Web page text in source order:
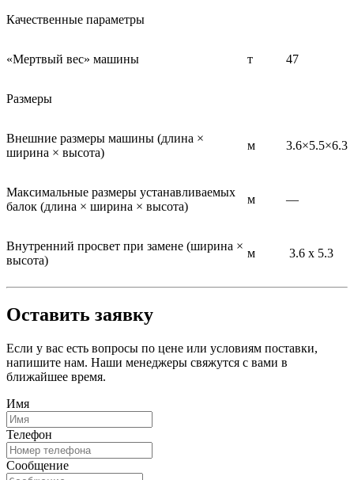
Качественные параметры
«Мертвый вес» машины т 47
Размеры
Внешние размеры машины (длина ×
ширина × высота)
м 3.6×5.5×6.3
Максимальные размеры устанавливаемых
балок (длина × ширина × высота)
м —
Внутренний просвет при замене (ширина ×
высота)
м 3.6 х 5.3
Оставить заявку
Если у вас есть вопросы по цене или условиям поставки,
напишите нам. Наши менеджеры свяжутся с вами в
ближайшее время.
Имя
Телефон
Сообщение